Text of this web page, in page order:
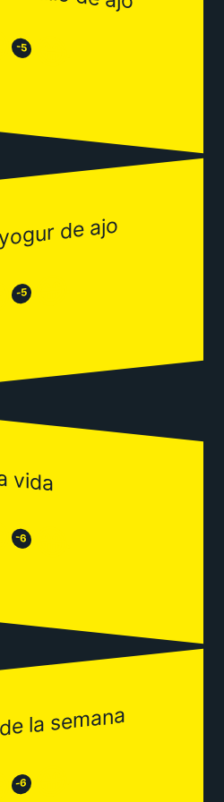
-5 😂
de ajo
-5 😂
vida
-6 😂
la semana
-6 😂